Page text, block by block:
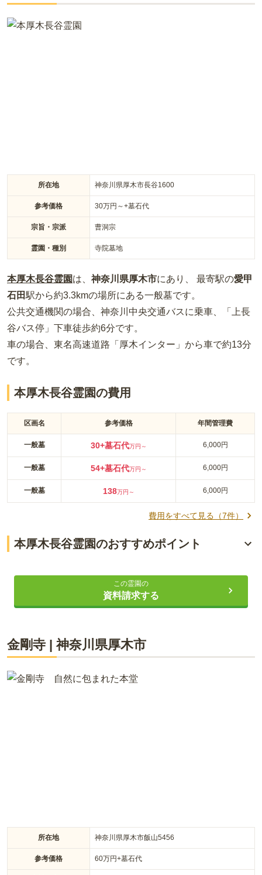
ライフドット編集部
所在地 神奈川県厚木市長谷1600
参考価格 30万円～+墓石代
宗旨・宗派 曹洞宗
霊園・種別 寺院墓地
本厚木長谷霊園は、 神奈川県厚木市にあり、 最寄駅の愛甲
石田駅から約3.3kmの場所にある一般墓です。
公共交通機関の場合 、神奈川中央交通バスに乗車、「上長
谷バス停」下車徒歩約6分です。
車の場合 、東名高速道路「厚木インター」から車で約13分
です。
本厚木長谷霊園の費用
区画名 参考価格 年間管理費
一般墓 30+墓石代万円～ 6,000円
一般墓 54+墓石代万円～ 6,000円
一般墓 138万円～ 6,000円
費用をすべて見る（7件）
本厚木長谷霊園のおすすめポイント
安い価格の管理料
バスでのアクセス至便
ライフドット編集部
この霊園の
資料請求する
金剛寺 |神奈川県厚木市
所在地 神奈川県厚木市飯山5456
参考価格 60万円+墓石代